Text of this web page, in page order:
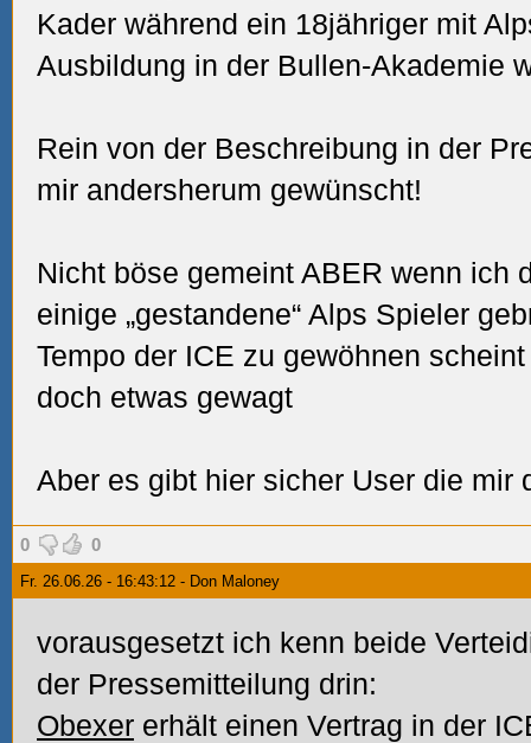
Kader während ein 18jähriger mit
Ausbildung in der Bullen-Akademie
Rein von der Beschreibung in der
mir andersherum gewünscht!
Nicht böse gemeint ABER wenn ich
einige „gestandene“ Alps Spieler
Tempo der ICE zu gewöhnen
doch etwas gewagt
Aber es gibt hier sicher User die mir
0 0
Fr. 26.06.26 - 16:43:12 - Don Maloney
vorausgesetzt ich kenn beide
der Pressemitteilung drin:
Obexer erhält einen Vertrag in der